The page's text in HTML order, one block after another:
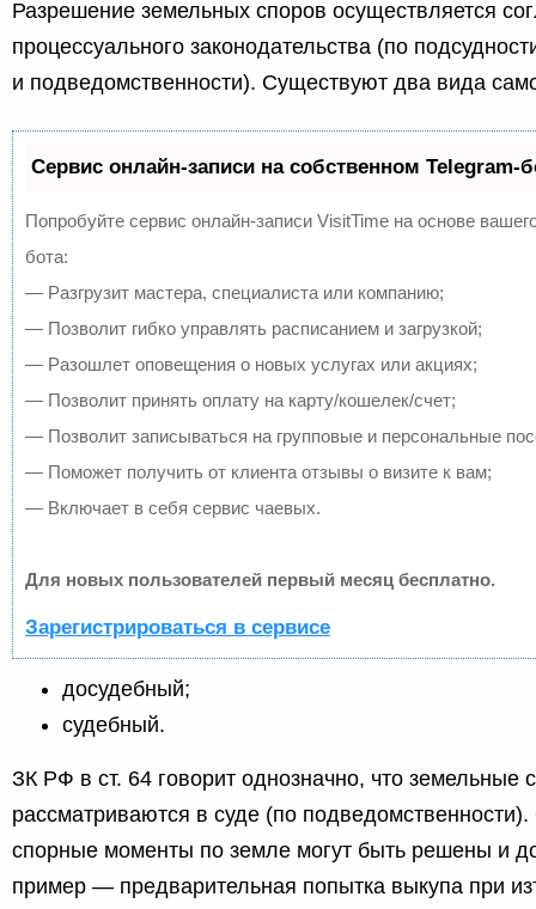
Разрешение земельных споров осуществляется
процессуального законодательства (по
и подведомственности). Существуют два вида
Сервис онлайн-записи на собственном Telegram-
Попробуйте сервис онлайн-записи VisitTime на основе
бота:
— Разгрузит мастера, специалиста или компанию;
— Позволит гибко управлять расписанием и загрузкой;
— Разошлет оповещения о новых услугах или акциях;
— Позволит принять оплату на карту/кошелек/счет;
— Позволит записываться на групповые и персональные
— Поможет получить от клиента отзывы о визите к вам;
— Включает в себя сервис чаевых.
Для новых пользователей первый месяц бесплатно.
Зарегистрироваться в сервисе
досудебный;
судебный.
ЗК РФ в ст. 64 говорит однозначно, что земельные
рассматриваются в суде (по
спорные моменты по земле могут быть решены и
пример — предварительная попытка выкупа при